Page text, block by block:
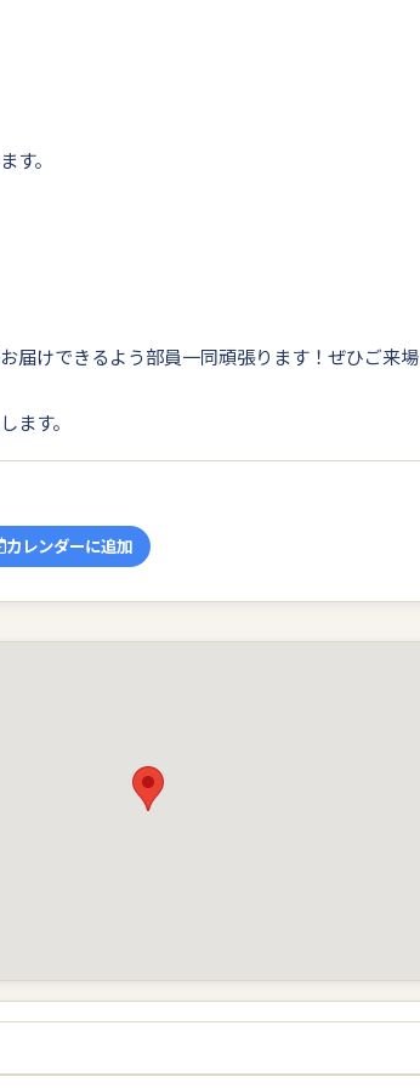
す。
届けできるよう部員一同頑張ります！ぜひご来場
ます。
カレンダーに追加